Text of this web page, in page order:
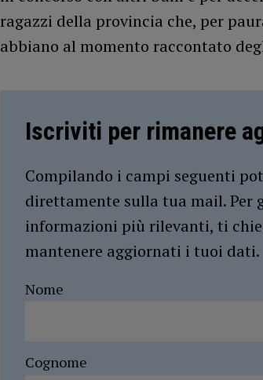
ragazzi della provincia che, per
abbiano al momento raccontato
Iscriviti per rimanere
Compilando i campi seguenti
direttamente sulla tua mail. Per
informazioni più rilevanti, ti
mantenere aggiornati i tuoi dati.
Nome
Cognome